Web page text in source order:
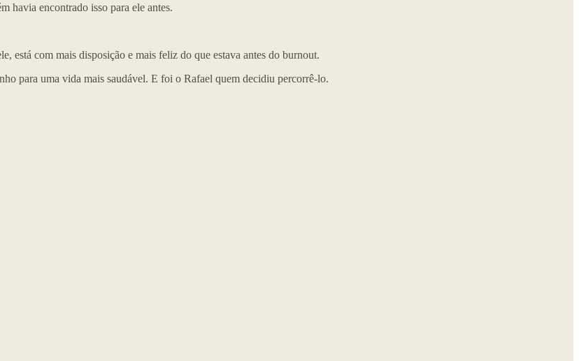
havia encontrado isso para ele antes.
está com mais disposição e mais feliz do que estava antes do burnout.
para uma vida mais saudável. E foi o Rafael quem decidiu percorrê-lo.